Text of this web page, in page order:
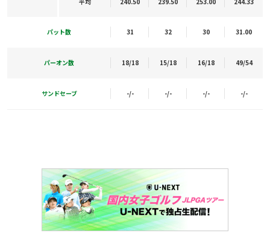
パット数 31 32 30 31.00
パーオン数 18/18 15/18 16/18 49/54
サンドセーブ -/- -/- -/- -/-